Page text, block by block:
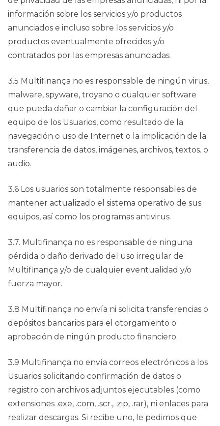
información sobre los servicios y/o productos
anunciados e incluso sobre los servicios y/o
productos eventualmente ofrecidos y/o
contratados por las empresas anunciadas.
3.5 Multifinança no es responsable de ningún virus,
malware, spyware, troyano o cualquier software
que pueda dañar o cambiar la configuración del
equipo de los Usuarios, como resultado de la
navegación o uso de Internet o la implicación de la
transferencia de datos, imágenes, archivos, textos. o
audio.
3.6 Los usuarios son totalmente responsables de
mantener actualizado el sistema operativo de sus
equipos, así como los programas antivirus.
3.7. Multifinança no es responsable de ninguna
pérdida o daño derivado del uso irregular de
Multifinança y/o de cualquier eventualidad y/o
fuerza mayor.
3.8 Multifinança no envía ni solicita transferencias o
depósitos bancarios para el otorgamiento o
aprobación de ningún producto financiero.
3.9 Multifinança no envía correos electrónicos a los
Usuarios solicitando confirmación de datos o
registro con archivos adjuntos ejecutables (como
extensiones .exe, .com, .scr., .zip, .rar), ni enlaces para
realizar descargas. Si recibe uno, le pedimos que